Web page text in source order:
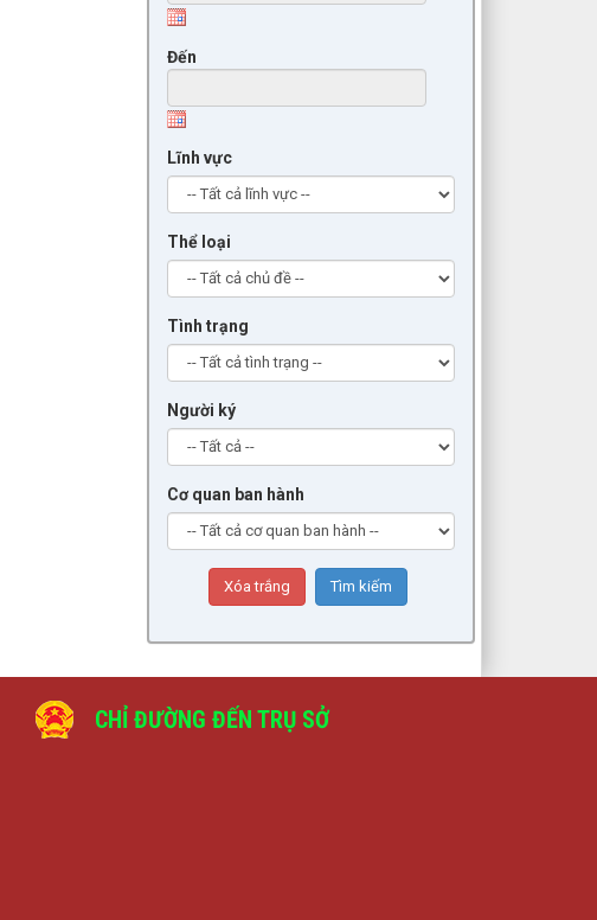
Đến
Lĩnh vực
Thể loại
Tình trạng
Người ký
Cơ quan ban hành
CHỈ ĐƯỜNG ĐẾN TRỤ SỞ